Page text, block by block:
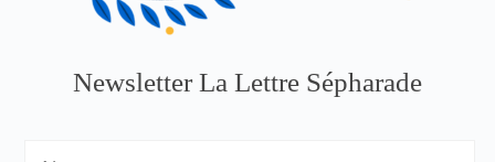
Newsletter La Lettre Sépharade